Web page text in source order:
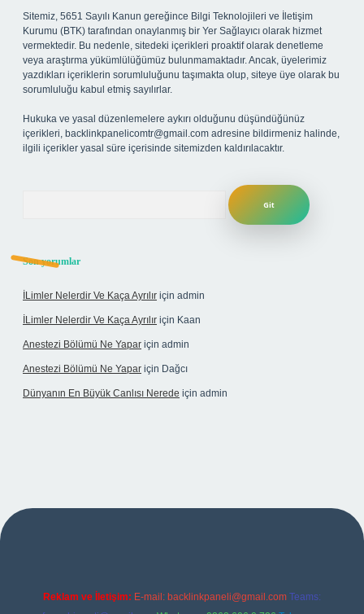
Sitemiz, 5651 Sayılı Kanun gereğince Bilgi Teknolojileri ve İletişim
Kurumu (BTK) tarafından onaylanmış bir Yer Sağlayıcı olarak hizmet
vermektedir. Bu nedenle, sitedeki içerikleri proaktif olarak denetleme
veya araştırma yükümlülüğümüz bulunmamaktadır. Ancak, üyelerimiz
yazdıkları içeriklerin sorumluluğunu taşımakta olup, siteye üye olarak bu
sorumluluğu kabul etmiş sayılırlar.
Hukuka ve yasal düzenlemelere aykırı olduğunu düşündüğünüz
içerikleri, backlinkpanelicomtr@gmail.com adresine bildirmeniz halinde,
ilgili içerikler yasal süre içerisinde sitemizden kaldırılacaktır.
Son yorumlar
İLimler Nelerdir Ve Kaça Ayrılır için admin
İLimler Nelerdir Ve Kaça Ayrılır için Kaan
Anestezi Bölümü Ne Yapar için admin
Anestezi Bölümü Ne Yapar için Dağcı
Dünyanın En Büyük Canlısı Nerede için admin
giriş
Reklam ve İletişim: E-mail: backlinkpaneli@gmail.com Teams: